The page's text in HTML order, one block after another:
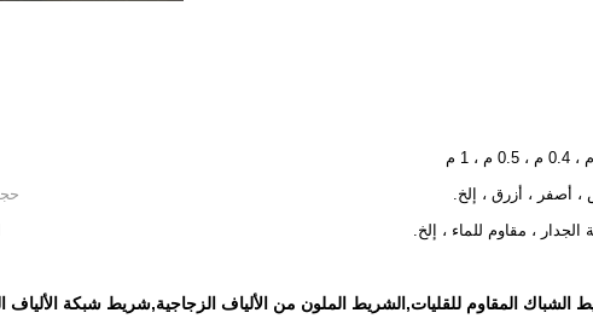
، أصفر ، أزرق ، إلخ.
الجدار ، مقاوم للماء ، إلخ.
الشباك المقاوم للقليات,الشريط الملون من الألياف الزجاجية,شريط شبكة الألياف